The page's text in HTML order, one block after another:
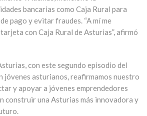
bancarias como Caja Rural para
pago y evitar fraudes. “A mí me
con Caja Rural de Asturias”, afirmó
con este segundo episodio del
jóvenes asturianos, reafirmamos nuestro
y apoyar a jóvenes emprendedores
construir una Asturias más innovadora y